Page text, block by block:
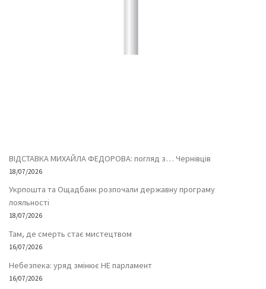
ВІДСТАВКА МИХАЙЛА ФЕДОРОВА: погляд з… Чернівців
18/07/2026
Укрпошта та Ощадбанк розпочали державну програму
лояльності
18/07/2026
Там, де смерть стає мистецтвом
16/07/2026
Небезпека: уряд змінює НЕ парламент
16/07/2026